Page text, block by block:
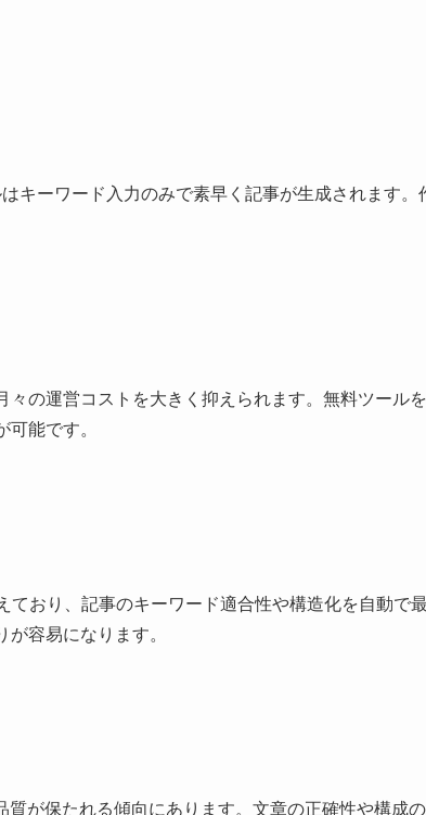
キーワード入力のみで素早く記事が生成されます。
の運営コストを大きく抑えられます。無料ツールを
能です。
おり、記事のキーワード適合性や構造化を自動で
容易になります。
が保たれる傾向にあります。文章の正確性や構成